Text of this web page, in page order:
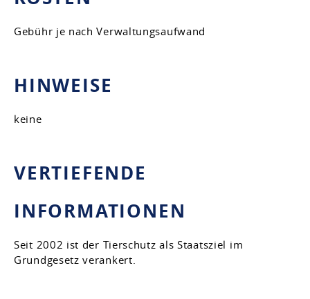
Gebühr je nach Verwaltungsaufwand
HINWEISE
keine
VERTIEFENDE
INFORMATIONEN
Seit 2002 ist der Tierschutz als Staatsziel im
Grundgesetz verankert.